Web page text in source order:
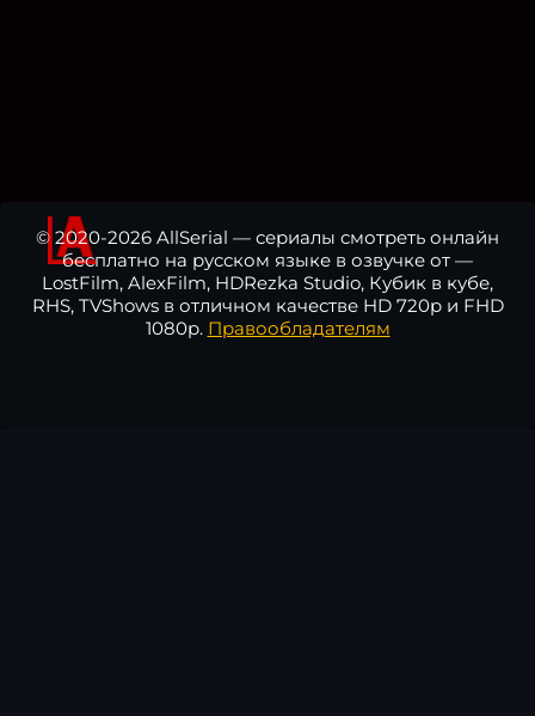
© 2020-2026 AllSerial — сериалы смотреть онлайн
бесплатно на русском языке в озвучке от —
LostFilm, AlexFilm, HDRezka Studio, Кубик в кубе,
RHS, TVShows в отличном качестве HD 720p и FHD
1080p. Правообладателям